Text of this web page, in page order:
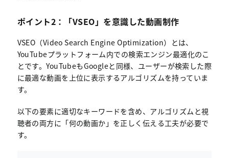
ポイント2：「VSEO」を意識した動画制作
VSEO（Video Search Engine Optimization）とは、
YouTubeプラットフォーム内での検索エンジン最適化のこ
とです。YouTubeもGoogleと同様、ユーザーが検索した際
に最適な動画を上位に表示するアルゴリズムを持っていま
す。
以下の要素に適切なキーワードを含め、アルゴリズムと視
聴者の両方に「何の動画か」を正しく伝える工夫が必要で
す。